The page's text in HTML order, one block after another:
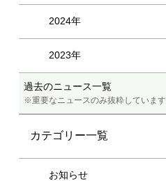
過去のニュース一覧
※重要なニュースのみ抜粋しています
2024年
2023年
カテゴリー一覧
お知らせ